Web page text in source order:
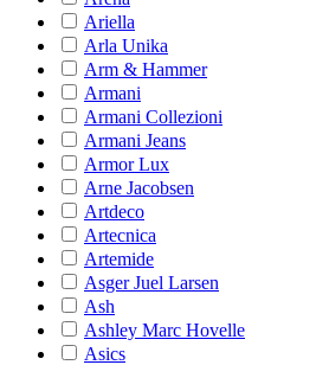
Ariella
Arla Unika
Arm & Hammer
Armani
Armani Collezioni
Armani Jeans
Armor Lux
Arne Jacobsen
Artdeco
Artecnica
Artemide
Asger Juel Larsen
Ash
Ashley Marc Hovelle
Asics